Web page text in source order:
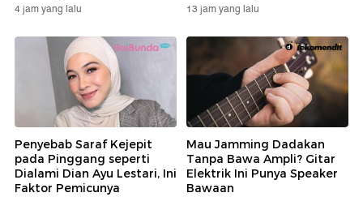
4 jam yang lalu 13 jam yang lalu
Penyebab Saraf Kejepit
pada Pinggang seperti
Dialami Dian Ayu Lestari, Ini
Faktor Pemicunya
Mau Jamming Dadakan
Tanpa Bawa Ampli? Gitar
Elektrik Ini Punya Speaker
Bawaan